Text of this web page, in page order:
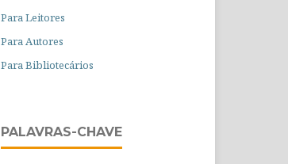
Para Leitores
Para Autores
Para Bibliotecários
PALAVRAS-CHAVE